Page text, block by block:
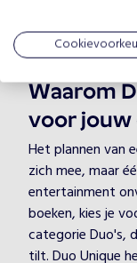
Waarom
voor jouw
Het plannen van
zich mee, maar
entertainment
boeken, kies je
categorie Duo's,
tilt. Duo Unique